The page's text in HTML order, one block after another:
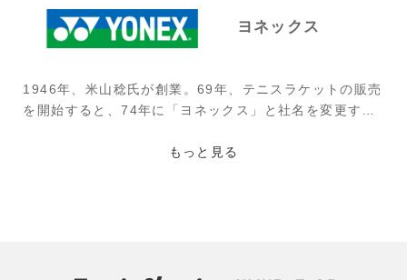
ヨネックス
1946年、米山稔氏が創業。69年、テニスラケットの販売
を開始すると、74年に「ヨネックス」と社名を変更す
など特に女子プロ選手に好まれたラケットだったが、そ
もっと見る